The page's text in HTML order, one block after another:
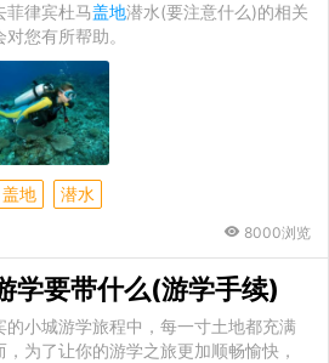
菲律宾杜马盖地潜水(要注意什么)的相关
您有所帮助。
盖地 潜水
8000浏览
学要带什么(游学手续)
的小城游学旅程中，每一寸土地都充满
为了让你的游学之旅更加顺畅愉快，